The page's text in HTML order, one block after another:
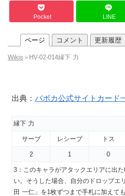
Pocket LINE
ページ コメント 更新履歴
Wikis > HV-02-014縁下 力
出典： バボカ公式サイトカード
縁下 力
サーブ レシーブ トス
2 1 0
3：このキャラがアタックエリアに出
い。そうした場合、自分のドロップエ
田 一仁」を1枚ずつまで手札に加えても